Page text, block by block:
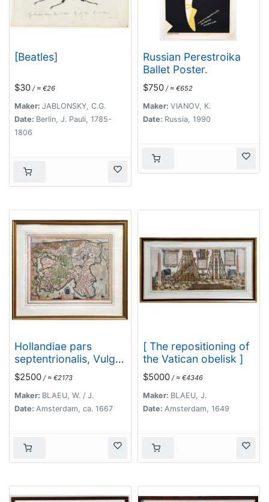
[Beatles]
$30 / ≈ €26
Maker: JABLONSKY, C.G.
Date: Berlin, J. Pauli, 1785-
1806
Russian Perestroika
Ballet Poster.
$750 / ≈ €652
Maker: VIANOV, K.
Date: Russia, 1990
Hollandiae pars
septentrionalis, Vulgo
Westvriesland..
$2500 / ≈ €2173
Maker: BLAEU, W. / J.
Date: Amsterdam, ca. 1667
[ The repositioning of
the Vatican obelisk ]
$5000 / ≈ €4346
Maker: BLAEU, J.
Date: Amsterdam, 1649